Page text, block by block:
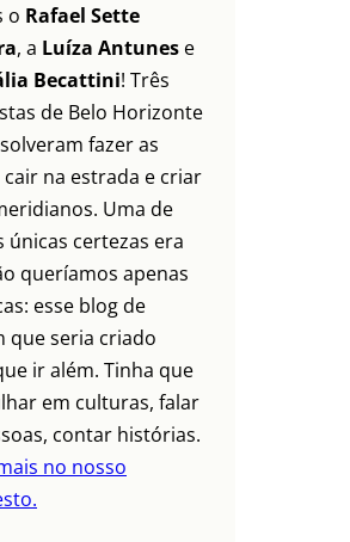
o Rafael Sette
, a Luíza Antunes e
Becattini! Três
de Belo Horizonte
fazer as
cair na estrada e criar
Uma de
únicas certezas era
queríamos apenas
esse blog de
que seria criado
ir além. Tinha que
em culturas, falar
contar histórias.
no nosso